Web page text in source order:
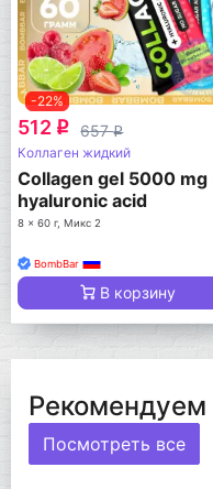
-22%
512 q 657q
Коллаген жидкий
Collagen gel 5000 mg
hyaluronic acid
8 x 60 г, Микс 2
BombBar
В корзину
Рекомендуем
Посмотреть все